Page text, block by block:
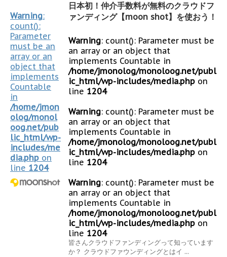
Warning:
count():
Parameter
must be an
array or an
object that
implements
Countable
in
/home/jmon
olog/monol
oog.net/pub
lic_html/wp-
includes/me
dia.php on
line 1204
日本初！仲介手数料が無料のクラウドフ
ァンディング【moon shot】を使おう！
Warning: count(): Parameter must be
an array or an object that
implements Countable in
/home/jmonolog/monoloog.net/publ
ic_html/wp-includes/media.php on
line 1204
Warning: count(): Parameter must be
an array or an object that
implements Countable in
/home/jmonolog/monoloog.net/publ
ic_html/wp-includes/media.php on
line 1204
Warning: count(): Parameter must be
an array or an object that
implements Countable in
/home/jmonolog/monoloog.net/publ
ic_html/wp-includes/media.php on
line 1204
皆さんクラウドファンディングって知っています
か？ クラウドファウンディングとはイ ...